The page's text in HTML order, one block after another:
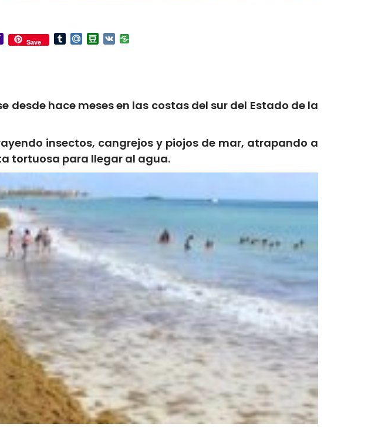
YahooSave TumblrMail.RuDouban
VK
hace meses en las costas del sur del Estado de la
insectos, cangrejos y piojos de mar, atrapando a
tortuosa para llegar al agua.